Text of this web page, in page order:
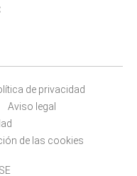
de privacidad
Aviso legal
de las cookies